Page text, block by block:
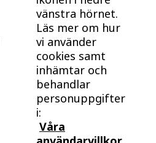
vänstra hörnet.
Läs mer om hur
vi använder
cookies samt
inhämtar och
behandlar
personuppgifter
i:
Våra